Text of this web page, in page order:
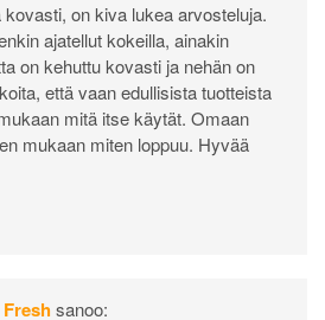
on kiva lukea arvosteluja.
ajatellut kokeilla, ainakin
on kehuttu kovasti ja nehän on
että vaan edullisista tuotteista
mitä itse käytät. Omaan
mukaan miten loppuu. Hyvää
sanoo: